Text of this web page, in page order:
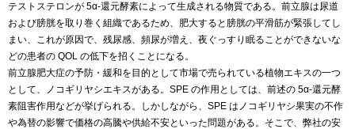
テストステロンが 5α-還元酵素によって生成される物質である。前立腺は尿道
および膀胱を取り巻く組織であるため、肥大すると膀胱の平滑筋が緊張してし
まい、これが原因で、残尿感、頻尿が増え、夜ぐっすり眠ることができないな
どの患者の QOL の低下を招くことになる。
前立腺肥大症の予防・緩和を目的として市場で売られている植物エキスの一つ
として、ノコギリヤシエキスがある。SPE の作用としては、前述の 5α-還元酵
素阻害作用などが挙げられる。しかしながら、SPE はノコギリヤシ果実の不作
や為替の影響で価格の高騰や供給不安といった問題がある。そこで、弊社の安